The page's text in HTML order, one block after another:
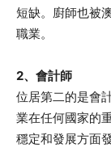
短缺。廚師也被
職業。
2、會計師
位居第二的是會
業在任何國家的
穩定和發展方面